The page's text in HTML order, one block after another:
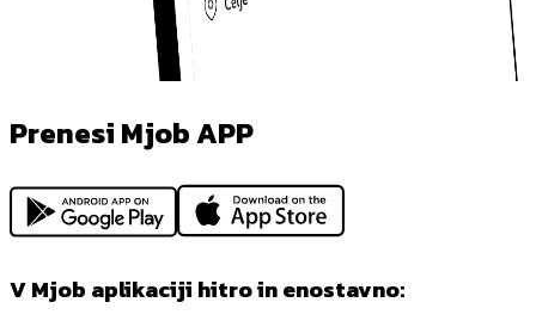
Prenesi Mjob APP
V Mjob aplikaciji hitro in enostavno: